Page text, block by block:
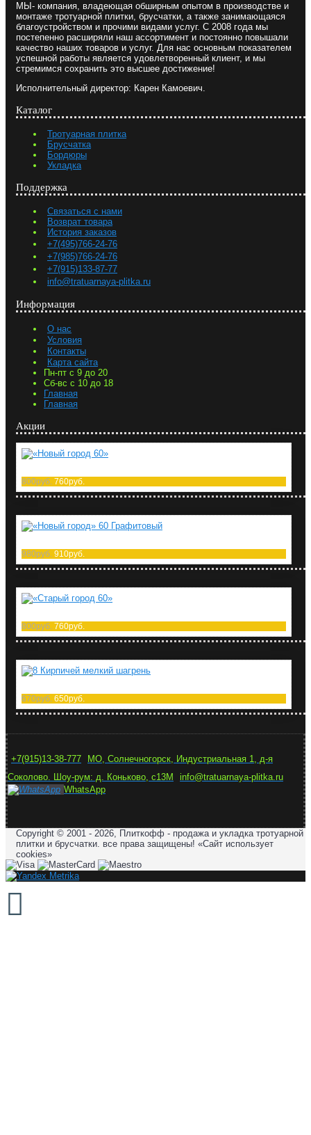
МЫ- компания, владеющая обширным опытом в производстве и
монтаже тротуарной плитки, брусчатки, а также занимающаяся
благоустройством и прочими видами услуг. С 2008 года мы
постепенно расширяли наш ассортимент и постоянно повышали
качество наших товаров и услуг. Для нас основным показателем
успешной работы является удовлетворенный клиент, и мы
стремимся сохранить это высшее достижение!
Исполнительный директор: Карен Камоевич.
Каталог
Тротуарная плитка
Брусчатка
Бордюры
Укладка
Поддержка
Связаться с нами
Возврат товара
История заказов
+7(495)766-24-76
+7(985)766-24-76
+7(915)133-87-77
info@tratuarnaya-plitka.ru
Информация
О нас
Условия
Контакты
Карта сайта
Пн-пт с 9 до 20
Сб-вс с 10 до 18
Главная
Главная
Акции
800руб. 760руб.
980руб. 910руб.
800руб. 760руб.
670руб. 650руб.
+7(915)13-38-777
МО, Солнечногорск, Индустриальная 1, д-я
Соколово. Шоу-рум: д. Коньково, с13М
info@tratuarnaya-plitka.ru
WhatsApp
Copyright © 2001 - 2026, Плиткофф - продажа и укладка тротуарной
плитки и брусчатки. все права защищены! «Сайт использует
cookies»